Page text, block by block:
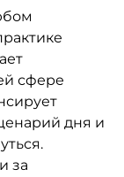
сфере
дня и
за